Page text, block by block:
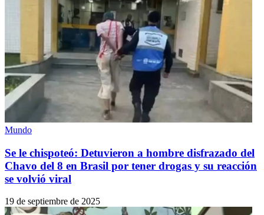
Mundo
Se le chispoteó: Detuvieron a hombre disfrazado del
Chavo del 8 en Brasil por tener drogas y su reacción
se volvió viral
19 de septiembre de 2025